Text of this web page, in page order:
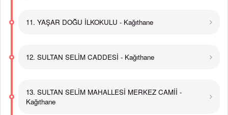
11. YAŞAR DOĞU İLKOKULU - Kağıthane
12. SULTAN SELİM CADDESİ - Kağıthane
13. SULTAN SELİM MAHALLESİ MERKEZ CAMİİ -
Kağıthane